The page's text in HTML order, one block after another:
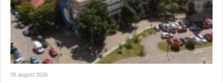
05 august 2026